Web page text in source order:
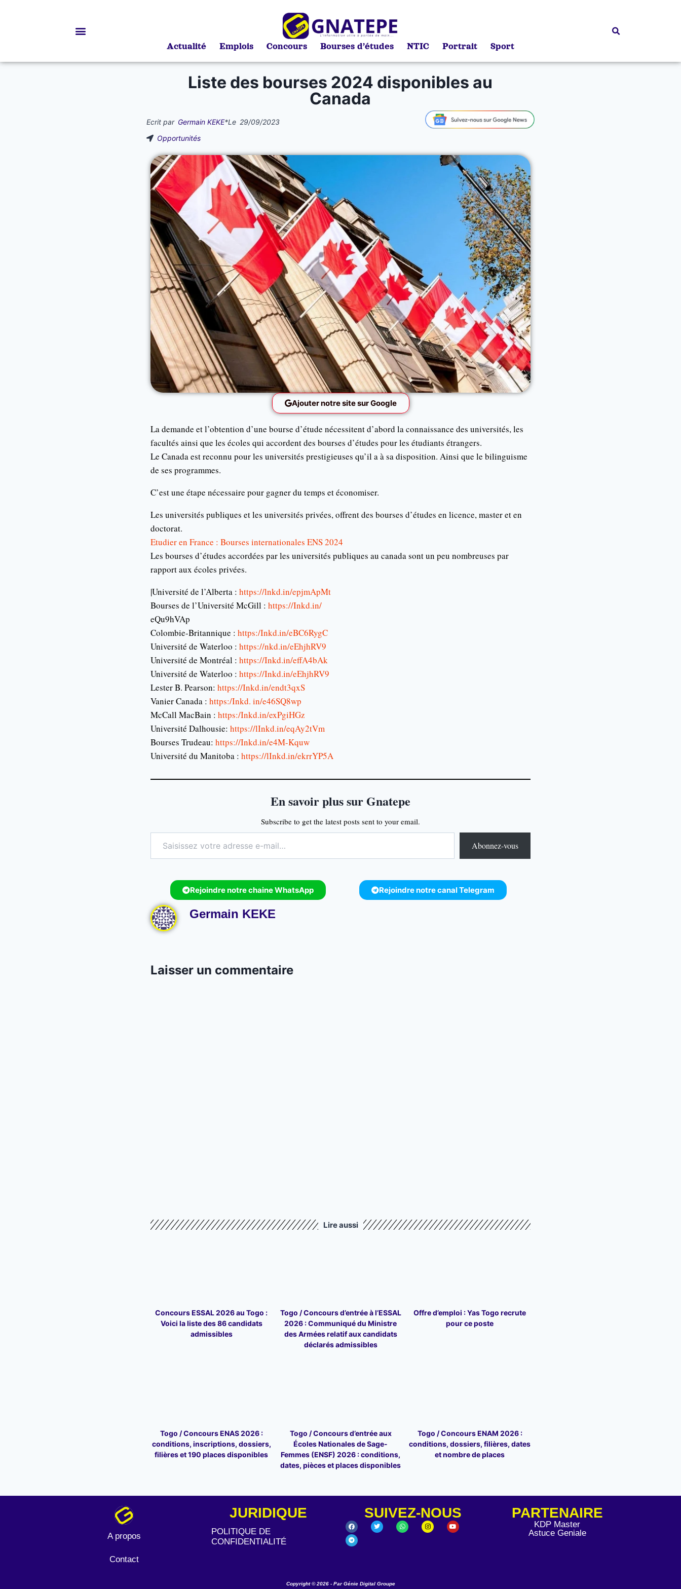
Actualité Emplois Concours Bourses d’études NTIC Portrait Sport
Liste des bourses 2024 disponibles au
Canada
Ecrit par Germain KEKE*Le 29/09/2023
Opportunités
Ajouter notre site sur Google
La demande et l’obtention d’une bourse d’étude nécessitent d’abord la connaissance des universités, les
facultés ainsi que les écoles qui accordent des bourses d’études pour les étudiants étrangers.
Le Canada est reconnu pour les universités prestigieuses qu’il a à sa disposition. Ainsi que le bilinguisme
de ses programmes.
C’est une étape nécessaire pour gagner du temps et économiser.
Les universités publiques et les universités privées, offrent des bourses d’études en licence, master et en
doctorat.
Etudier en France : Bourses internationales ENS 2024
Les bourses d’études accordées par les universités publiques au canada sont un peu nombreuses par
rapport aux écoles privées.
|Université de l’Alberta : https://lnkd.in/epjmApMt
Bourses de l’Université McGill : https://Inkd.in/
eQu9hVAp
Colombie-Britannique : https:/Inkd.in/eBC6RygC
Université de Waterloo : https://nkd.in/eEhjhRV9
Université de Montréal : https://Inkd.in/effA4bAk
Université de Waterloo : https://Inkd.in/eEhjhRV9
Lester B. Pearson: https://Inkd.in/endt3qxS
Vanier Canada : https:/Inkd. in/e46SQ8wp
McCall MacBain : https:/Inkd.in/exPgiHGz
Université Dalhousie: https://lInkd.in/eqAy2tVm
Bourses Trudeau: https://Inkd.in/e4M-Kquw
Université du Manitoba : https://lInkd.in/ekrrYP5A
En savoir plus sur Gnatepe
Subscribe to get the latest posts sent to your email.
Abonnez-vous
Rejoindre notre chaine WhatsApp Rejoindre notre canal Telegram
Germain KEKE
Laisser un commentaire
Lire aussi
Concours ESSAL 2026 au Togo :
Voici la liste des 86 candidats
admissibles
Togo / Concours d’entrée à l’ESSAL
2026 : Communiqué du Ministre
des Armées relatif aux candidats
déclarés admissibles
Offre d’emploi : Yas Togo recrute
pour ce poste
Togo / Concours ENAS 2026 :
conditions, inscriptions, dossiers,
filières et 190 places disponibles
Togo / Concours d’entrée aux
Écoles Nationales de Sage-
Femmes (ENSF) 2026 : conditions,
dates, pièces et places disponibles
Togo / Concours ENAM 2026 :
conditions, dossiers, filières, dates
et nombre de places
A propos
Contact
JURIDIQUE
POLITIQUE DE
CONFIDENTIALITÉ
SUIVEZ-NOUS PARTENAIRE
KDP Master
Astuce Geniale
Copyright © 2026 - Par Génie Digital Groupe